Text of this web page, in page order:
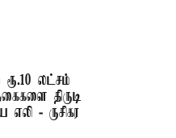
லட்சம்
திருடி
எலி - ருசிகர